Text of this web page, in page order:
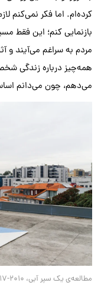
کرده‌ام. اما فکر نمی‌کنم
بازنمایی کنم؛ این فقط
مردم به سراغم می‌آیند و
همه‌چیز درباره زندگی
می‌دهم، چون می‌دانم